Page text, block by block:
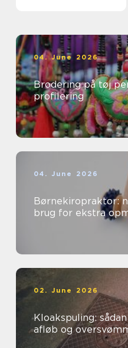
04. June 2026
Brodering på tøj personlig stil og stærk
profilering
04. June 2026
Børnekiropraktor:
brug for ekstra
02. June 2026
Kloakspuling:
afløb og